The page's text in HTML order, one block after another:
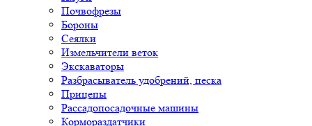
Почвофрезы
Бороны
Сеялки
Измельчители веток
Экскаваторы
Разбрасыватель удобрений, песка
Прицепы
Рассадопосадочные машины
Кормораздатчики